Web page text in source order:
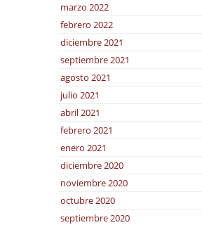
marzo 2022
febrero 2022
diciembre 2021
septiembre 2021
agosto 2021
julio 2021
abril 2021
febrero 2021
enero 2021
diciembre 2020
noviembre 2020
octubre 2020
septiembre 2020